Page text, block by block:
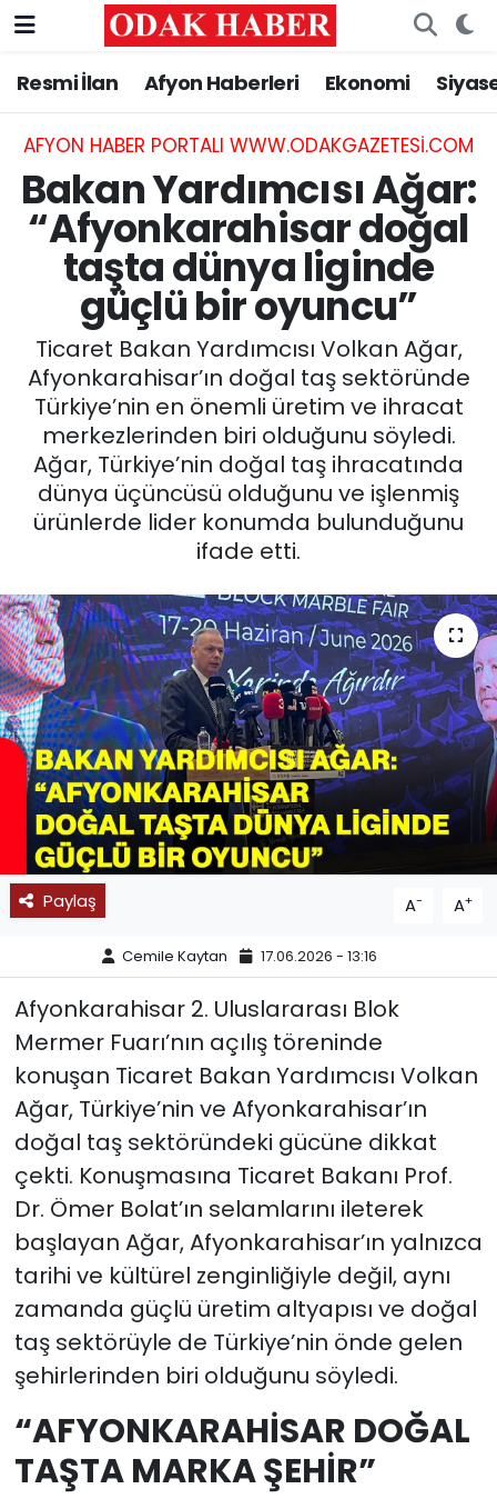
Resmi İlan Afyon Haberleri Ekonomi
AFYON HABER PORTALI WWW.ODAKGAZETESI.COM
Bakan Yardımcısı Ağar:
“Afyonkarahisar doğal
taşta dünya liginde
güçlü bir oyuncu”
Ticaret Bakan Yardımcısı Volkan Ağar,
Afyonkarahisar’ın doğal taş sektöründe
Türkiye’nin en önemli üretim ve ihracat
merkezlerinden biri olduğunu söyledi.
Ağar, Türkiye’nin doğal taş ihracatında
dünya üçüncüsü olduğunu ve işlenmiş
ürünlerde lider konumda bulunduğunu
ifade etti.
Paylaş A- A+
Cemile Kaytan 17.06.2026 - 13:16
Afyonkarahisar 2. Uluslararası Blok
Mermer Fuarı’nın açılış töreninde
konuşan Ticaret Bakan Yardımcısı Volkan
Ağar, Türkiye’nin ve Afyonkarahisar’ın
doğal taş sektöründeki gücüne dikkat
çekti. Konuşmasına Ticaret Bakanı Prof.
Dr. Ömer Bolat’ın selamlarını ileterek
başlayan Ağar, Afyonkarahisar’ın yalnızca
tarihi ve kültürel zenginliğiyle değil, aynı
zamanda güçlü üretim altyapısı ve doğal
taş sektörüyle de Türkiye’nin önde gelen
şehirlerinden biri olduğunu söyledi.
“AFYONKARAHİSAR DOĞAL
TAŞTA MARKA ŞEHİR”
AFYONKARAHİSAR HABERLERİ
Resmi İlan
ASAYİŞ
GÜNCEL
SİYASET
EĞİTİM
MAGAZİN
SAĞLIK
SPOR
11:11 MANŞET
Nöbetçi Eczaneler
Hava Durumu
Trafik Durumu
Süper Lig Puan Durumu ve Fikstür
Tüm Manşetler
Son Dakika Haberleri
Haber Arşivi